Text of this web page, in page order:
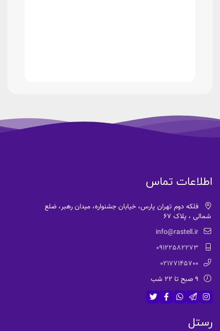
اطلاعات تماس
فلکه دوم تهران پارس، خیابان جشنواره، میدان رهبر، ضلع
شمالی ، پلاک 67
info@rastell.ir
09122582273
02177145700
9 صبح تا 22 شب
رستل